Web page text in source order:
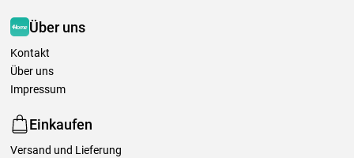
Über uns
Kontakt
Über uns
Impressum
Einkaufen
Versand und Lieferung